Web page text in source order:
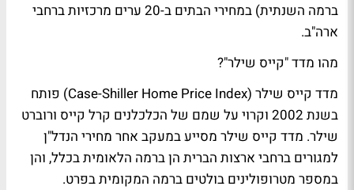
ברמה השנתית) במחירי הבתים ב-20 ערים מרכזיות ברחבי
ארה"ב.
מהו מדד "קייס שילר"?
מדד קייס שילר (Case-Shiller Home Price Index) פותח
בשנת 2002 וקרוי על שמם של הכלכלנים קרל קייס ורוברט
שילר. מדד קייס שילר מסייע במעקב אחר מחירי הנדל"ן
למגורים ברחבי ארצות הברית הן ברמה הלאומית בכלל, והן
במספר מטרופולינים בולטים ברמה המקומית בפרט.